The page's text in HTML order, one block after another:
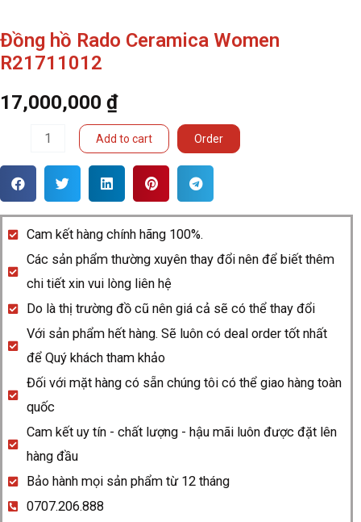
Đồng hồ Rado Ceramica Women
R21711012
17,000,000 ₫
Rado
Women
R21711012
quantity
Add to cart Order
Cam kết hàng chính hãng 100%.
Các sản phẩm thường xuyên thay đổi nên để biết thêm
chi tiết xin vui lòng liên hệ
Do là thị trường đồ cũ nên giá cả sẽ có thể thay đổi
Với sản phẩm hết hàng. Sẽ luôn có deal order tốt nhất
để Quý khách tham khảo
Đối với mặt hàng có sẵn chúng tôi có thể giao hàng toàn
quốc
Cam kết uy tín - chất lượng - hậu mãi luôn được đặt lên
hàng đầu
Bảo hành mọi sản phẩm từ 12 tháng
0707.206.888